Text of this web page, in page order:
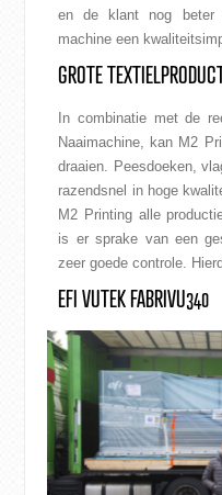
en de klant nog beter
machine een
GROTE
In combinatie met de
Naaimachine, kan M2
draaien. Peesdoeken,
razendsnel in hoge
M2 Printing alle
is er sprake van een
zeer goede controle.
EFI VUTEK FABRIVU340